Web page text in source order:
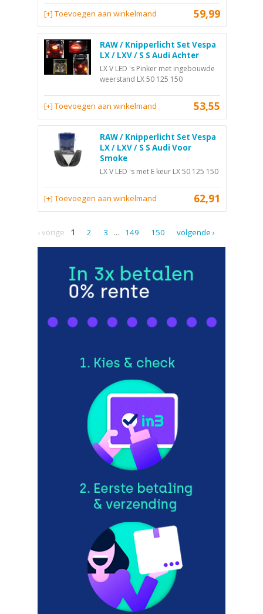
59,99
[+] Toevoegen aan winkelmand
RAW / Knipperlicht Set Vespa
LX / LXV / S S Audi Achter
LX V LED 's Pinker met ingebouwde
weerstand LX 50 125 150
53,55
[+] Toevoegen aan winkelmand
RAW / Knipperlicht Set Vespa
LX / LXV / S S Audi Voor
Smoke
LX V LED 's met E keur LX 50 125 150
62,91
[+] Toevoegen aan winkelmand
‹ vorige 1 2 3 ... 149 150 volgende ›